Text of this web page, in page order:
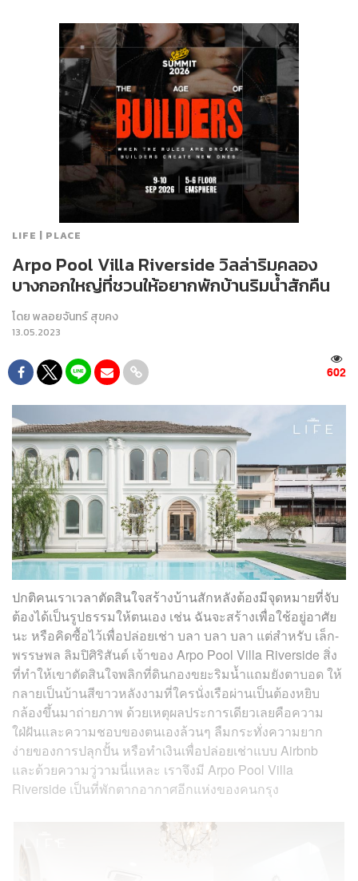
LIFE | PLACE
Arpo Pool Villa Riverside วิลล่าริมคลอง
บางกอกใหญ่ที่ชวนให้อยากพักบ้านริมน้ำสักคืน
โดยพลอยจันทร์ สุขคง
13.05.2023
602
ปกติคนเราเวลาตัดสินใจสร้างบ้านสักหลังต้องมีจุดหมายที่จับ
ต้องได้เป็นรูปธรรมให้ตนเอง เช่น ฉันจะสร้างเพื่อใช้อยู่อาศัย
นะ หรือคิดซื้อไว้เพื่อปล่อยเช่า บลา บลา บลา แต่สำหรับ เล็ก-
พรรษพล ลิมปิศิริสันต์ เจ้าของ Arpo Pool Villa Riverside สิ่ง
ที่ทำให้เขาตัดสินใจพลิกที่ดินกองขยะริมน้ำแถมยังตาบอด ให้
กลายเป็นบ้านสีขาวหลังงามที่ใครนั่งเรือผ่านเป็นต้องหยิบ
กล้องขึ้นมาถ่ายภาพ ด้วยเหตุผลประการเดียวเลยคือความ
ใฝ่ฝันและความชอบของตนเองล้วนๆ ลืมกระทั่งความยาก
ง่ายของการปลุกปั้น หรือทำเงินเพื่อปล่อยเช่าแบบ Airbnb
และด้วยความวู่วามนี่แหละ เราจึงมี Arpo Pool Villa
Riverside เป็นที่พักตากอากาศอีกแห่งของคนกรุง